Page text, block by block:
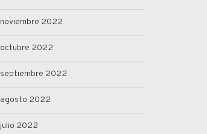
noviembre 2022
octubre 2022
septiembre 2022
agosto 2022
julio 2022